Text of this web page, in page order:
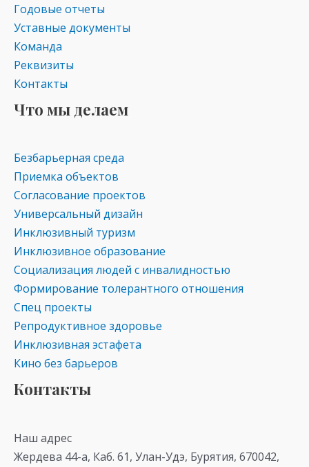
Годовые отчеты
Уставные документы
Команда
Реквизиты
Контакты
Что мы делаем
Безбарьерная среда
Приемка объектов
Согласование проектов
Универсальный дизайн
Инклюзивный туризм
Инклюзивное образование
Социализация людей с инвалидностью
Формирование толерантного отношения
Спец проекты
Репродуктивное здоровье
Инклюзивная эстафета
Кино без барьеров
Контакты
Наш адрес
Жердева 44-а, Каб. 61, Улан-Удэ, Бурятия, 670042,